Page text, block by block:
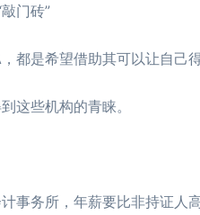
门砖”
是希望借助其可以让自己
这些机构的青睐。
务所，年薪要比非持证人